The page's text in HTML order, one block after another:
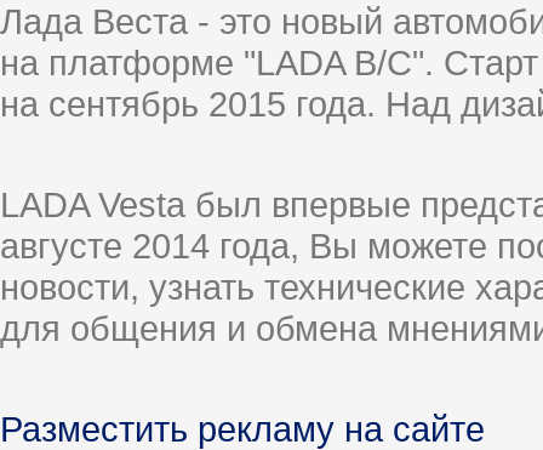
Лада Веста - это новый
на платформе "LADA B/C".
на сентябрь 2015 года. Над
LADA Vesta был впервые
августе 2014 года, Вы можете
новости, узнать технические
для общения и обмена
Разместить рекламу на сайте